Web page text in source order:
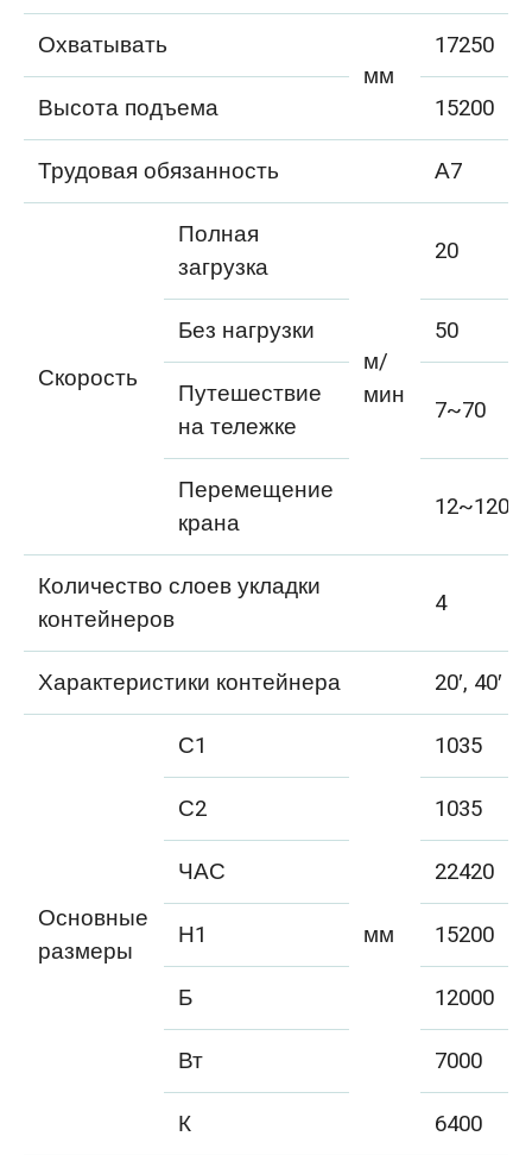
Охватывать
мм
17250
Высота подъема
15200
Трудовая обязанность
А7
Скорость
Полная
загрузка
м/
мин
20
Без нагрузки
50
Путешествие
на тележке
7~70
Перемещение
крана
12~120
Количество слоев укладки
контейнеров
4
Характеристики контейнера 20′, 40′
Основные
размеры
С1
мм
1035
С2
1035
ЧАС
22420
Н1
15200
Б
12000
Вт
7000
К
6400